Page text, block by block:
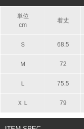
単位
cm
着丈
Ｓ 68.5
Ｍ 72
Ｌ 75.5
ＸＬ 79